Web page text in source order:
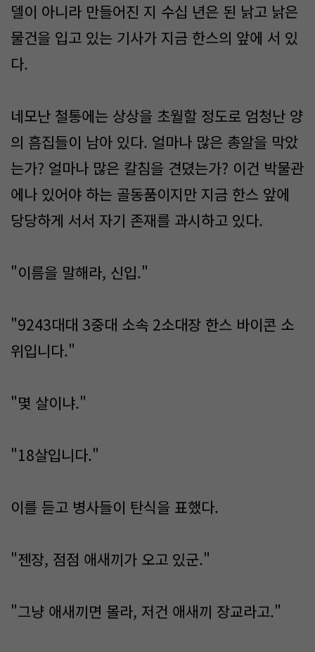
델이 아니라 만들어진 지 수십 년은 된 낡고 낡은
물건을 입고 있는 기사가 지금 한스의 앞에 서 있
다.
네모난 철통에는 상상을 초월할 정도로 엄청난 양
의 흠집들이 남아 있다. 얼마나 많은 총알을 막았
는가? 얼마나 많은 칼침을 견뎠는가? 이건 박물관
에나 있어야 하는 골동품이지만 지금 한스 앞에
당당하게 서서 자기 존재를 과시하고 있다.
"이름을 말해라, 신입."
"9243대대 3중대 소속 2소대장 한스 바이콘 소
위입니다."
"몇 살이냐."
"18살입니다."
이를 듣고 병사들이 탄식을 표했다.
"젠장, 점점 애새끼가 오고 있군."
"그냥 애새끼면 몰라, 저건 애새끼 장교라고."